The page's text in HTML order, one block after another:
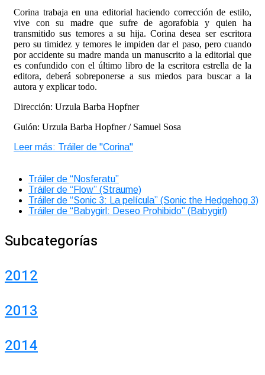
Corina trabaja en una editorial haciendo corrección de estilo,
vive con su madre que sufre de agorafobia y quien ha
transmitido sus temores a su hija. Corina desea ser escritora
pero su timidez y temores le impiden dar el paso, pero cuando
por accidente su madre manda un manuscrito a la editorial que
es confundido con el último libro de la escritora estrella de la
editora, deberá sobreponerse a sus miedos para buscar a la
autora y explicar todo.
Dirección: Urzula Barba Hopfner
Guión: Urzula Barba Hopfner / Samuel Sosa
Leer más: Tráiler de "Corina"
Tráiler de “Nosferatu”
Tráiler de “Flow” (Straume)
Tráiler de “Sonic 3: La película” (Sonic the Hedgehog 3)
Tráiler de “Babygirl: Deseo Prohibido” (Babygirl)
Subcategorías
2012
2013
2014